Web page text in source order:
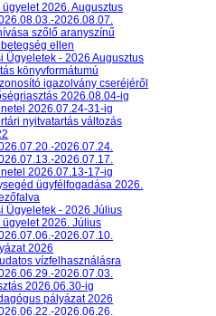
ügyelet 2026. Augusztus
2026.08.07.
szőlő aranyszínű
ellen
Ügyeletek - 2026 Augusztus
könyvformátumú
igazolvány cseréjéről
2026.08.04-ig
2026.07.24-31-ig
nyitvatartás változás
2026.07.24.
2026.07.17.
2026.07.13-17-ig
ügyfélfogadása 2026.
Ügyeletek - 2026 Július
ügyelet 2026. Július
2026.07.10.
2026
vízfelhasználásra
2026.07.03.
2026.06.30-ig
pályázat 2026
2026.06.26.